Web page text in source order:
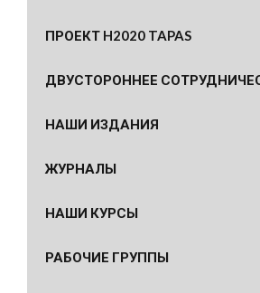
ПРОЕКТ H2020 TAPAS
ДВУСТОРОННЕЕ
НАШИ ИЗДАНИЯ
ЖУРНАЛЫ
НАШИ КУРСЫ
РАБОЧИЕ ГРУППЫ